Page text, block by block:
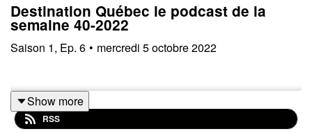
Destination Québec le podcast de la
semaine 40-2022
Saison 1, Ep. 6 • mercredi 5 octobre 2022
Show more
RSS